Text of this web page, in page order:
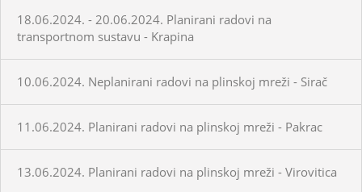
18.06.2024. - 20.06.2024. Planirani radovi na
transportnom sustavu - Krapina
10.06.2024. Neplanirani radovi na plinskoj mreži - Sirač
11.06.2024. Planirani radovi na plinskoj mreži - Pakrac
13.06.2024. Planirani radovi na plinskoj mreži - Virovitica